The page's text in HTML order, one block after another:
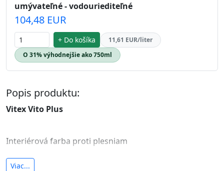
umývateľné - vodouriediteľné
104,48 EUR
+ Do košíka
11,61 EUR/liter
O 31% výhodnejšie ako 750ml
Popis produktu:
Vitex Vito Plus
Interiérová farba proti plesniam
antibakteriálna a umývateľná
Viac...